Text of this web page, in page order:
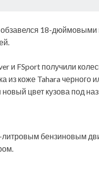
обзавелся 18-
и FSport получили
из коже Tahara черного
цвет кузова под
литровым бензиновым